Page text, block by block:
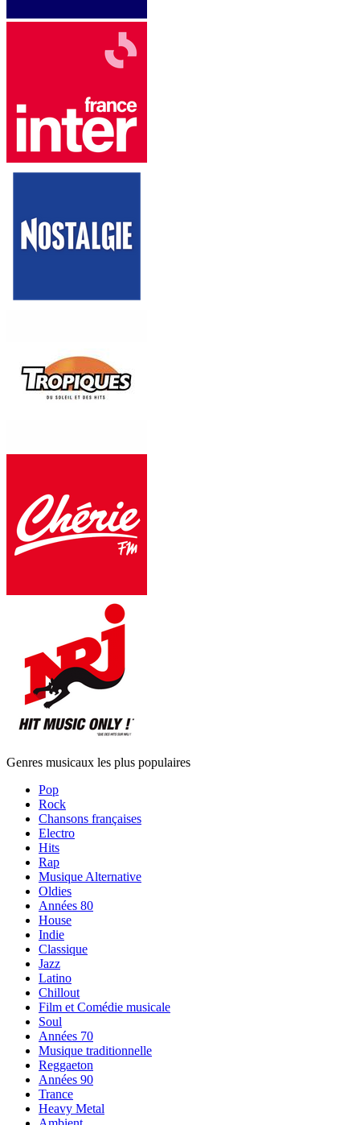
Genres musicaux les plus populaires
Pop
Rock
Chansons françaises
Electro
Hits
Rap
Musique Alternative
Oldies
Années 80
House
Indie
Classique
Jazz
Latino
Chillout
Film et Comédie musicale
Soul
Années 70
Musique traditionnelle
Reggaeton
Années 90
Trance
Heavy Metal